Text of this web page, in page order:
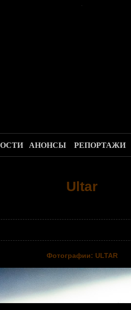
.
АНОНСЫ РЕПОРТАЖИ
Ultar
Фотографии: ULTAR